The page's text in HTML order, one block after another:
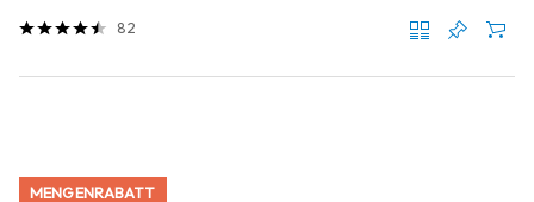
82
MENGENRABATT